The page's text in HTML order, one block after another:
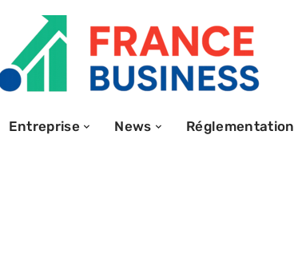
Entreprise News Réglementation